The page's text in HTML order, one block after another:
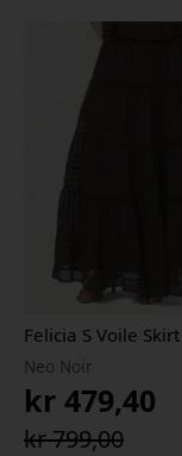
Felicia S Voile Skirt
Neo Noir
kr799,00
Opprinnelig
kr 479,40
Nåværende